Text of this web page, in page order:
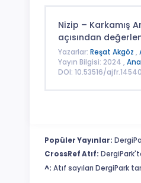
Nizip – Karkamış
açısından
Yazarlar: Reşat Akgöz ,
Yayın Bilgisi: 2024 ,
DOI: 10.53516/
Popüler Yayınlar:
CrossRef Atıf:
^: Atıf sayıları DergiPark